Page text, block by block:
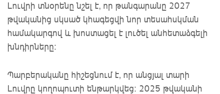
Լուվրի տնօրենը նշել է, որ թանգարանը 2027
թվականից սկսած կհագեցվի նոր տեսահսկման
համակարգով և խոստացել է լուծել անհետաձգելի
խնդիրները։
Պարբերականը հիշեցնում է, որ անցյալ տարի
Լուվրը կողոպուտի ենթարկվեց։ 2025 թվականի